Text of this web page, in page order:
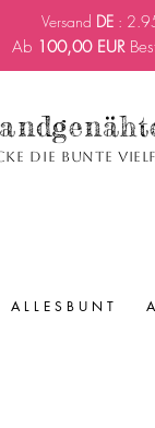
Versand DE :
Ab 100,00 EUR
die bunte
A L L E S B U N T